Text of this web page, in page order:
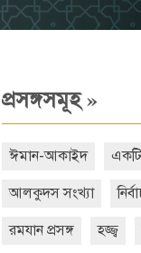
প্রসঙ্গসমূহ»
ঈমান-আকাইদ
আলকুদস সংখ্যা
রমযান প্রসঙ্গ হজ্জ্ব